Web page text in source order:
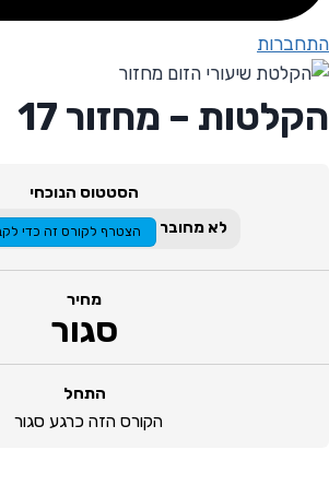
התחברות
הקלטות – מחזור 17
הסטטוס הנוכחי
לא מחובר
הצטרף לקורס זה כדי
מחיר
סגור
התחל
הקורס הזה כרגע סגור